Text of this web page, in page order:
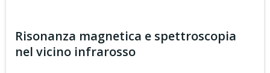
Risonanza magnetica e spettroscopia
nel vicino infrarosso